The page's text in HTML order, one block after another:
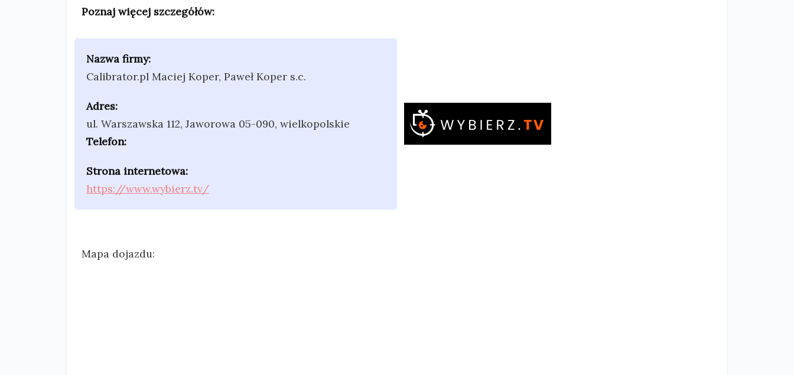
Poznaj więcej szczegółów:
Nazwa firmy:
Calibrator.pl Maciej Koper, Paweł Koper s.c.
Adres:
ul. Warszawska 112, Jaworowa 05-090, wielkopolskie
Telefon:
Strona internetowa:
https://www.wybierz.tv/
Mapa dojazdu: